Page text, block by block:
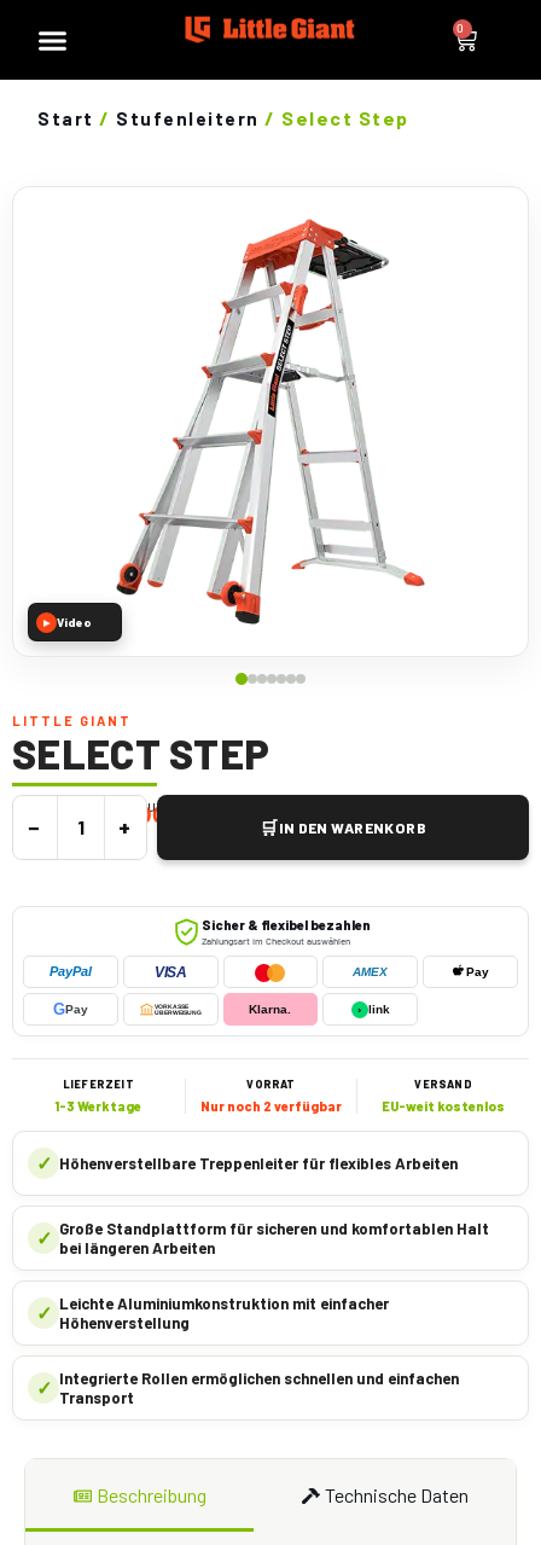
0
Start / Stufenleitern / Select Step
▶ Video
LITTLE GIANT
SELECT STEP
Die verstellbare Stufenleiter für Treppen
425,00
− + 🛒IN DEN WARENKORB
Sicher & flexibel bezahlen
Zahlungsart im Checkout auswählen
PayPal VISA AMEX Pay
GPay
VORKASSE
ÜBERWEISUNG
Klarna. › link
LIEFERZEIT
1-3 Werktage
VORRAT
Nur noch 2 verfügbar
VERSAND
EU-weit kostenlos
✓ Höhenverstellbare Treppenleiter für flexibles Arbeiten
✓ Große Standplattform für sicheren und komfortablen Halt
bei längeren Arbeiten
✓ Leichte Aluminiumkonstruktion mit einfacher
Höhenverstellung
✓ Integrierte Rollen ermöglichen schnellen und einfachen
Transport
Beschreibung Technische Daten